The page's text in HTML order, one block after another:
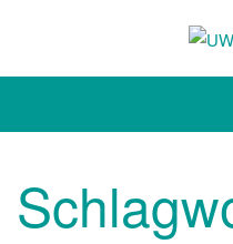
unabhängig. sachlich.